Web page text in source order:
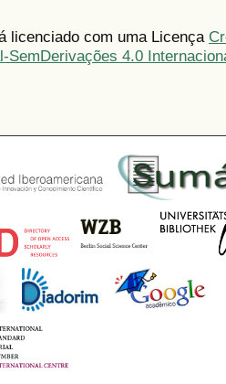
licenciado com uma Licença
SemDerivações 4.0